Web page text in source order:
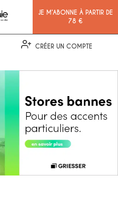
JE M’ABONNE À PARTIR DE
78 €
CRÉER UN COMPTE